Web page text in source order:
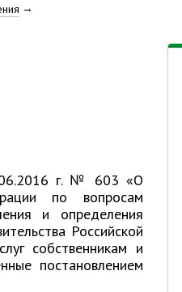
г. № 603 «О
по вопросам
и определения
Российской
собственникам и
постановлением